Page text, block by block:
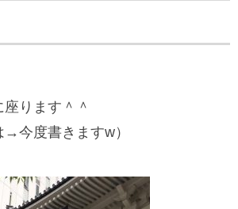
ります＾＾
→今度書きますw）